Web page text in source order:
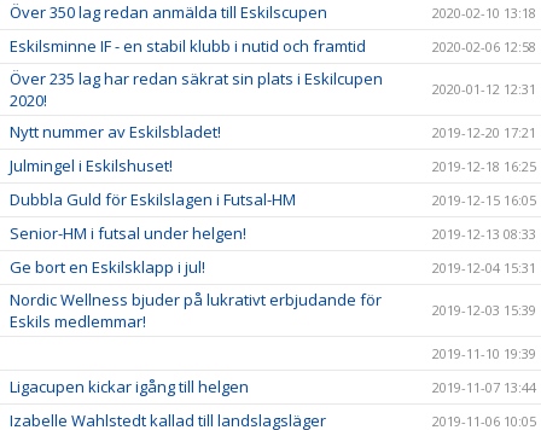
Över 350 lag redan anmälda till Eskilscupen 2020-02-10 13:18
Eskilsminne IF - en stabil klubb i nutid och framtid 2020-02-06 12:58
Över 235 lag har redan säkrat sin plats i Eskilcupen
2020!
2020-01-12 12:31
Nytt nummer av Eskilsbladet! 2019-12-20 17:21
Julmingel i Eskilshuset! 2019-12-18 16:25
Dubbla Guld för Eskilslagen i Futsal-HM 2019-12-15 16:05
Senior-HM i futsal under helgen! 2019-12-13 08:33
Ge bort en Eskilsklapp i jul! 2019-12-04 15:31
Nordic Wellness bjuder på lukrativt erbjudande för
Eskils medlemmar!
2019-12-03 15:39
2019-11-10 19:39
Ligacupen kickar igång till helgen 2019-11-07 13:44
Izabelle Wahlstedt kallad till landslagsläger 2019-11-06 10:05